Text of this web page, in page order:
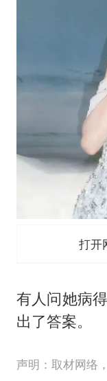
打开
有人问她病
出了答案。
声明：取材网络